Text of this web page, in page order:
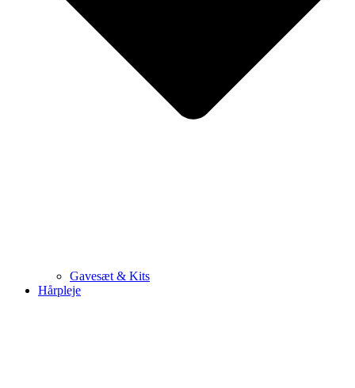
Gavesæt & Kits
Hårpleje